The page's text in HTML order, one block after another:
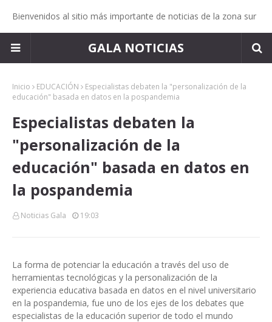
Bienvenidos al sitio más importante de noticias de la zona sur
GALA NOTICIAS
Inicio EDUCACIÓN
Especialistas debaten la "personalización de la
educación" basada en datos en la pospandemia
Especialistas debaten la
"personalización de la
educación" basada en datos en
la pospandemia
Noticias Gala 19:03
La forma de potenciar la educación a través del uso de
herramientas tecnológicas y la personalización de la
experiencia educativa basada en datos en el nivel universitario
en la pospandemia, fue uno de los ejes de los debates que
especialistas de la educación superior de todo el mundo